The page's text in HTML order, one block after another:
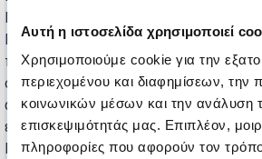
Αυτή η ιστοσελίδα χρησιμοποιεί
Χρησιμοποιούμε cookie για την
περιεχομένου και διαφημίσεων, την
κοινωνικών μέσων και την ανάλυση
επισκεψιμότητάς μας. Επιπλέον,
πληροφορίες που αφορούν τον
Με τη βοήθεια των εργαλείων που
PRIORITY, θα ενισχυθεί το έργο των
παρεμβάσεων, που στόχο έχουν
συναισθηματική ενδυνάμωση, την
αυτοεκτίμησης, την ενεργό
εναλλακτικούς τρόπους και τη
Γενναίων μας Παιδιών.